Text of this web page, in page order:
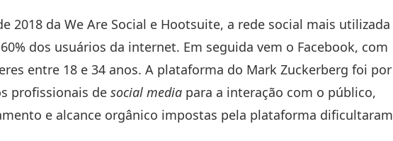
2018 da We Are Social e Hootsuite, a rede social mais utilizada
dos usuários da internet. Em seguida vem o Facebook, com
entre 18 e 34 anos. A plataforma do Mark Zuckerberg foi por
profissionais de social media para a interação com o público,
e alcance orgânico impostas pela plataforma dificultaram